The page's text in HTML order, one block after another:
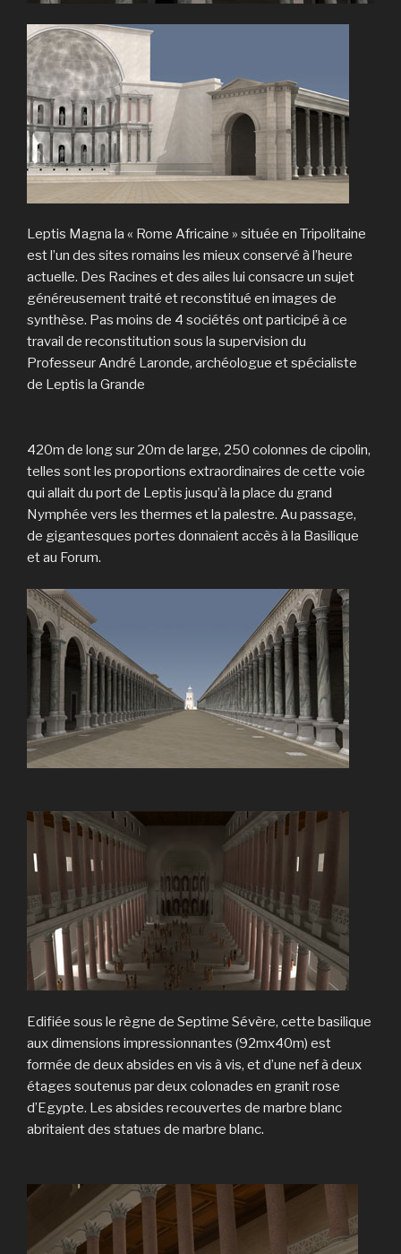
Leptis Magna la « Rome Africaine » située en Tripolitaine
est l’un des sites romains les mieux conservé à l’heure
actuelle. Des Racines et des ailes lui consacre un sujet
généreusement traité et reconstitué en images de
synthèse. Pas moins de 4 sociétés ont participé à ce
travail de reconstitution sous la supervision du
Professeur André Laronde, archéologue et spécialiste
de Leptis la Grande
420m de long sur 20m de large, 250 colonnes de cipolin,
telles sont les proportions extraordinaires de cette voie
qui allait du port de Leptis jusqu’à la place du grand
Nymphée vers les thermes et la palestre. Au passage,
de gigantesques portes donnaient accès à la Basilique
et au Forum.
Edifiée sous le règne de Septime Sévère, cette basilique
aux dimensions impressionnantes (92mx40m) est
formée de deux absides en vis à vis, et d’une nef à deux
étages soutenus par deux colonades en granit rose
d’Egypte. Les absides recouvertes de marbre blanc
abritaient des statues de marbre blanc.